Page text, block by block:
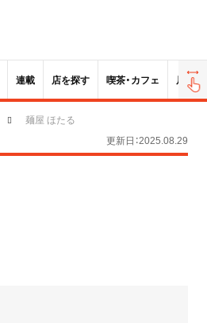
連載 店を探す 喫茶・カフェ 居酒屋
麺屋 ほたる
更新日：2025.08.29